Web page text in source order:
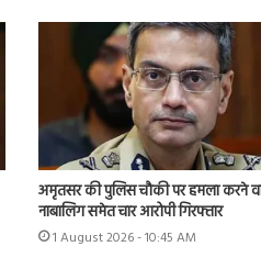
अमृतसर की पुलिस चौकी पर हमला करने
नाबालिग समेत चार आरोपी गिरफ्तार
1 August 2026 - 10:45 AM